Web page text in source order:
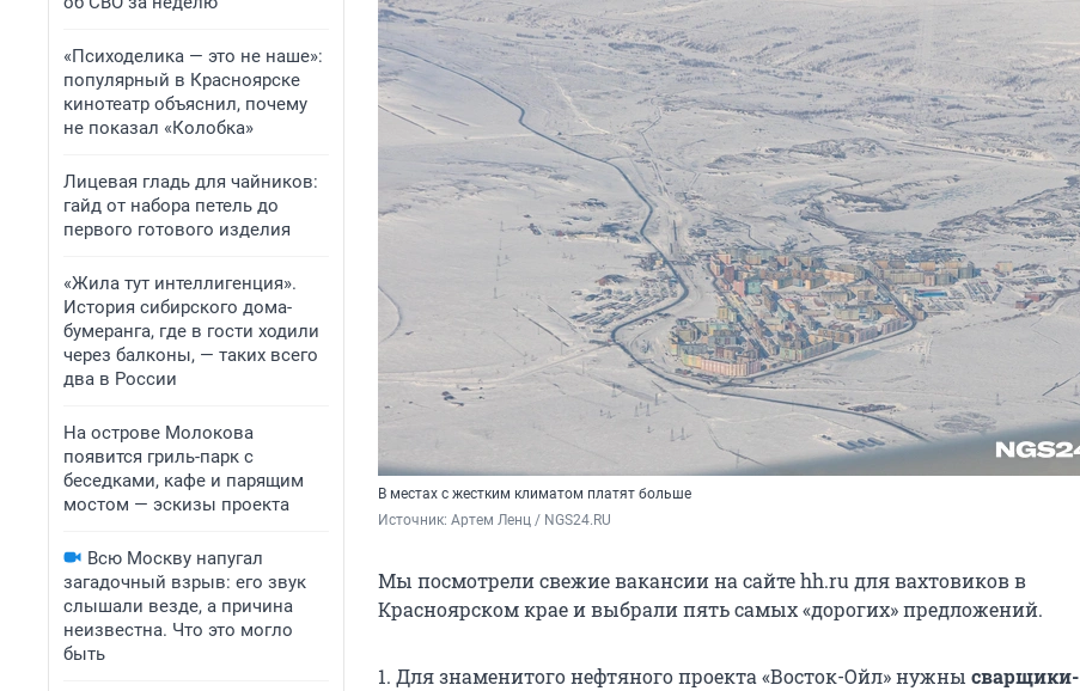
«Психоделика — это не наше»:
популярный в Красноярске
кинотеатр объяснил, почему
не показал «Колобка»
Лицевая гладь для чайников:
гайд от набора петель до
первого готового изделия
«Жила тут интеллигенция».
История сибирского дома-
бумеранга, где в гости ходили
через балконы, — таких всего
два в России
На острове Молокова
появится гриль-парк с
беседками, кафе и парящим
мостом — эскизы проекта
Всю Москву напугал
загадочный взрыв: его звук
слышали везде, а причина
неизвестна. Что это могло
быть
В местах с жестким климатом платят больше
Источник: Артем Ленц / NGS24.RU
Мы посмотрели свежие вакансии на сайте hh.ru для вахтовиков в
Красноярском крае и выбрали пять самых «дорогих» предложений.
1. Для знаменитого нефтяного проекта «Восток-Ойл» нужны сварщики-